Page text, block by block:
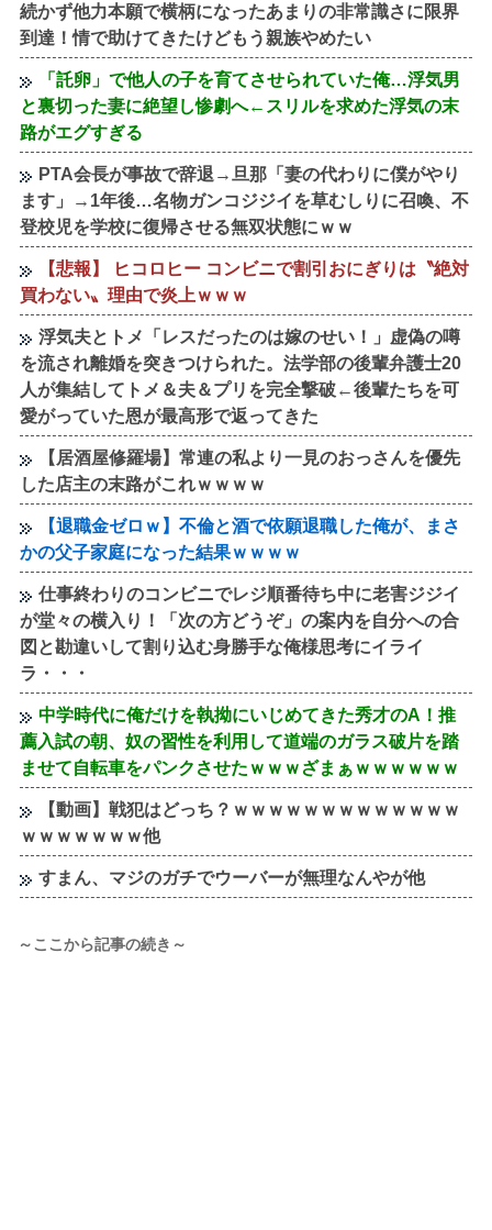
続かず他力本願で横柄になったあまりの非常識さに限界
到達！情で助けてきたけどもう親族やめたい
「託卵」で他人の子を育てさせられていた俺…浮気男
と裏切った妻に絶望し惨劇へ←スリルを求めた浮気の末
路がエグすぎる
PTA会長が事故で辞退→旦那「妻の代わりに僕がやり
ます」→1年後…名物ガンコジジイを草むしりに召喚、不
登校児を学校に復帰させる無双状態にｗｗ
【悲報】 ヒコロヒー コンビニで割引おにぎりは〝絶対
買わない〟理由で炎上ｗｗｗ
浮気夫とトメ「レスだったのは嫁のせい！」虚偽の噂
を流され離婚を突きつけられた。法学部の後輩弁護士20
人が集結してトメ＆夫＆プリを完全撃破←後輩たちを可
愛がっていた恩が最高形で返ってきた
【居酒屋修羅場】常連の私より一見のおっさんを優先
した店主の末路がこれｗｗｗｗ
【退職金ゼロｗ】不倫と酒で依願退職した俺が、まさ
かの父子家庭になった結果ｗｗｗｗ
仕事終わりのコンビニでレジ順番待ち中に老害ジジイ
が堂々の横入り！「次の方どうぞ」の案内を自分への合
図と勘違いして割り込む身勝手な俺様思考にイライ
ラ・・・
中学時代に俺だけを執拗にいじめてきた秀才のA！推
薦入試の朝、奴の習性を利用して道端のガラス破片を踏
ませて自転車をパンクさせたｗｗｗざまぁｗｗｗｗｗｗ
【動画】戦犯はどっち？ｗｗｗｗｗｗｗｗｗｗｗｗｗ
ｗｗｗｗｗｗｗ他
すまん、マジのガチでウーバーが無理なんやが他
～ここから記事の続き～